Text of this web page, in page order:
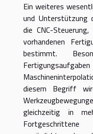
Ein weiteres
und Unterstützung
die CNC-
vorhandenen
bestimmt.
diesem Begriff
gleichzeitig in